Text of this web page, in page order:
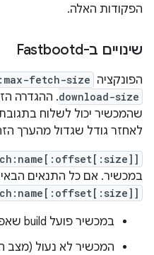
הפקודות האלה.
שינויים ב-Fastbootd
הפונקציה fetch-size
download-size. ההגדרה
לאחזר גודל שגדול מהערך
במכשיר. אם כל התנאים
במכשיר פועל build שאפשר לבצע בו ניפוי באגים.
המכשיר לא נעול (מצב